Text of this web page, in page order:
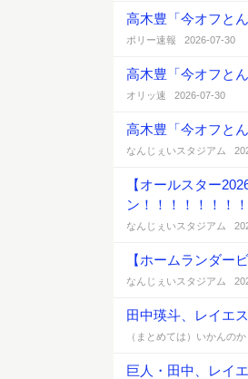
高木豊「今オフと
ポリー速報 2026-07-30
高木豊「今オフと
オリッ速 2026-07-30
高木豊「今オフと
なんじぇいスタジアム
【オールスター
ン！！！！！！！
なんじぇいスタジアム
【ホームランダー
なんじぇいスタジアム
田中瑛斗、レイエ
（まとめては）いかんの
巨人・田中、レイ